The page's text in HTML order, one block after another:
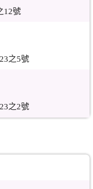
12號
之5號
之2號